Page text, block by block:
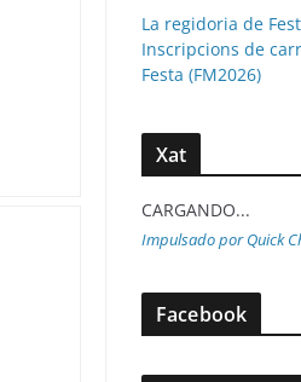
La regidoria de
Inscripcions de
Festa (FM2026)
Xat
CARGANDO...
Impulsado por Quick
Facebook